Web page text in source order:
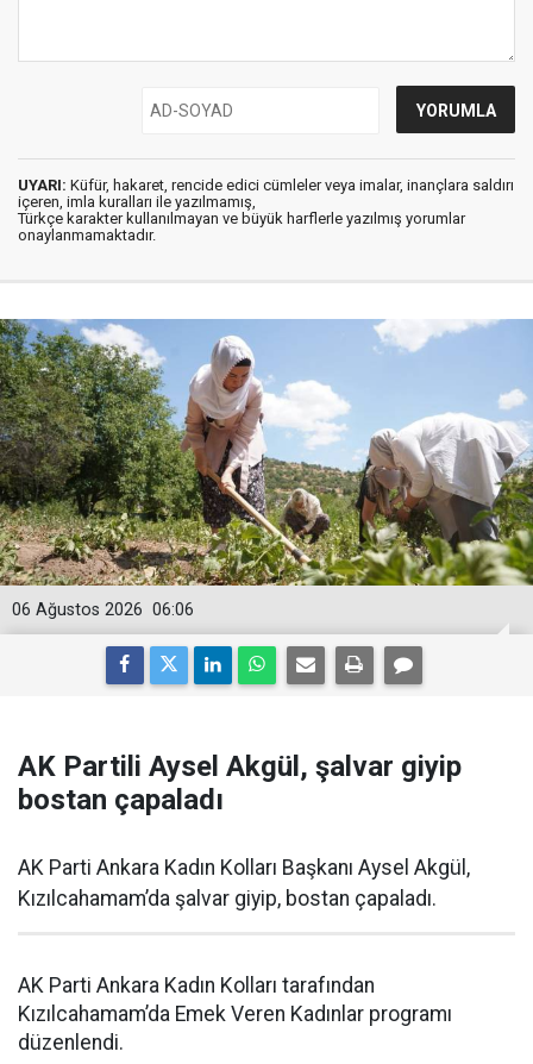
UYARI: Küfür, hakaret, rencide edici cümleler veya imalar, inançlara saldırı
içeren, imla kuralları ile yazılmamış,
Türkçe karakter kullanılmayan ve büyük harflerle yazılmış yorumlar
onaylanmamaktadır.
06:06
06 Ağustos 2026
AK Partili Aysel Akgül, şalvar giyip
bostan çapaladı
AK Parti Ankara Kadın Kolları Başkanı Aysel Akgül,
Kızılcahamam’da şalvar giyip, bostan çapaladı.
AK Parti Ankara Kadın Kolları tarafından
Kızılcahamam’da Emek Veren Kadınlar programı
düzenlendi.